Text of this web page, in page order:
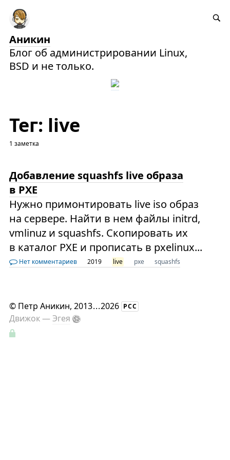
Аникин
Блог об администрировании Linux,
BSD и не только.
Тег: live
1 заметка
Добавление squashfs live образа
в PXE
Нужно примонтировать live iso образ
на сервере. Найти в нем файлы initrd,
vmlinuz и squashfs. Скопировать их
в каталог PXE и прописать в pxelinux...
Нет комментариев 2019 live pxe squashfs
© Петр Аникин, 2013...2026 РСС
Движок —Эгея